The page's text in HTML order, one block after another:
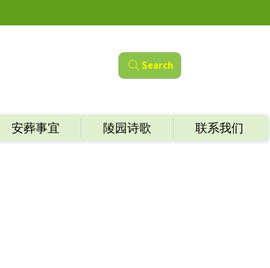
安葬事宜 陵园诗歌 联系我们
Search